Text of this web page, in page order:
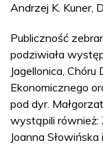
Andrzej K. Kuner,
Publiczność
podziwiała
Jagellonica,
Ekonomicznego
pod dyr.
wystąpili również:
Joanna